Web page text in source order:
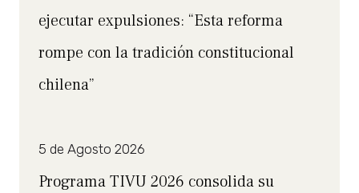
ejecutar expulsiones: “Esta reforma
rompe con la tradición constitucional
chilena”
5 de Agosto 2026
Programa TIVU 2026 consolida su